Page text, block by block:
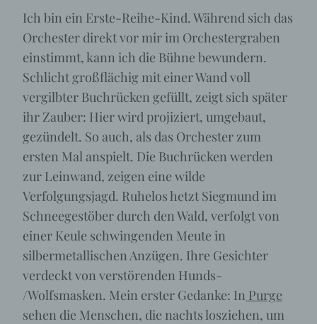
Ich bin ein Erste-Reihe-Kind. Während sich das
Orchester direkt vor mir im Orchestergraben
einstimmt, kann ich die Bühne bewundern.
Schlicht großflächig mit einer Wand voll
vergilbter Buchrücken gefüllt, zeigt sich später
ihr Zauber: Hier wird projiziert, umgebaut,
gezündelt. So auch, als das Orchester zum
ersten Mal anspielt. Die Buchrücken werden
zur Leinwand, zeigen eine wilde
Verfolgungsjagd. Ruhelos hetzt Siegmund im
Schneegestöber durch den Wald, verfolgt von
einer Keule schwingenden Meute in
silbermetallischen Anzügen. Ihre Gesichter
verdeckt von verstörenden Hunds-
/Wolfsmasken. Mein erster Gedanke: In Purge
sehen die Menschen, die nachts losziehen, um